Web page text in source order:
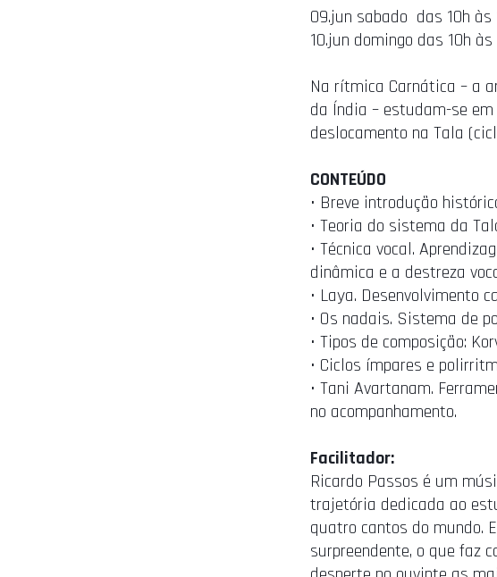
09.jun sabado das 10h às
10.jun domingo das 10h às
Na rítmica Carnática – a
da Índia – estudam-se
deslocamento na Tala
CONTEÚDO
• Breve introdução
• Teoria do sistema da
• Técnica vocal.
dinâmica e a destreza
• Laya. Desenvolvimento
• Os nadais. Sistema de
• Tipos de composição:
• Ciclos ímpares e
• Tani Avartanam.
no acompanhamento.
Facilitador:
Ricardo Passos é um
trajetória dedicada ao
quatro cantos do mundo.
surpreendente, o que faz